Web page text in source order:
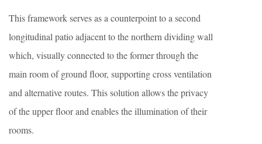
This framework serves as a counterpoint to a second
longitudinal patio adjacent to the northern dividing wall
which, visually connected to the former through the
main room of ground floor, supporting cross ventilation
and alternative routes. This solution allows the privacy
of the upper floor and enables the illumination of their
rooms.